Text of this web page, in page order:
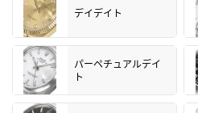
デイデイト
パーペチュアルデイ
ト